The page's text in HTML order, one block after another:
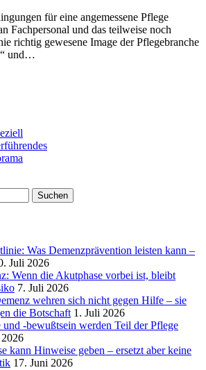
für eine angemessene Pflege
Fachpersonal und das teilweise noch
richtig gewesene Image der Pflegebranche
und…
Was Demenzprävention leisten kann –
Juli 2026
Wenn die Akutphase vorbei ist, bleibt
7. Juli 2026
wehren sich nicht gegen Hilfe – sie
die Botschaft 1. Juli 2026
-bewußtsein werden Teil der Pflege
kann Hinweise geben – ersetzt aber keine
17. Juni 2026